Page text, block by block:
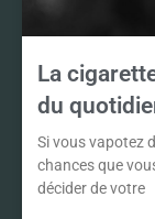
La
du
Si vous vapotez
chances que
décider de votre